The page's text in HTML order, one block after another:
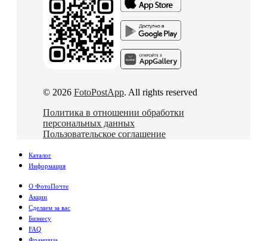
© 2026 FotoPostApp. All rights reserved
Политика в отношении обработки
персональных данных
Пользовательское соглашение
Каталог
Информация
О ФотоПочте
Акции
Сделаем за вас
Бизнесу
FAQ